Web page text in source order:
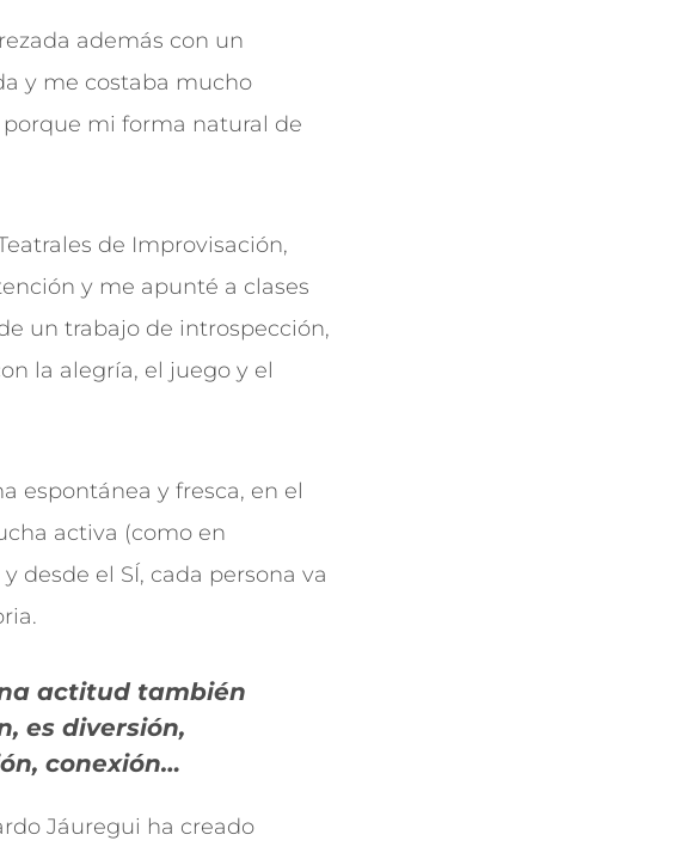
además con un
y me costaba mucho
mi forma natural de
de Improvisación,
y me apunté a clases
un trabajo de introspección,
la alegría, el juego y el
espontánea y fresca, en el
activa (como en
desde el SÍ, cada persona va
actitud también
es diversión,
conexión…
Jáuregui ha creado